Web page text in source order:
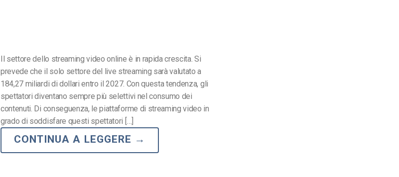
Il settore dello streaming video online è in rapida crescita. Si
prevede che il solo settore del live streaming sarà valutato a
184,27 miliardi di dollari entro il 2027. Con questa tendenza, gli
spettatori diventano sempre più selettivi nel consumo dei
contenuti. Di conseguenza, le piattaforme di streaming video in
grado di soddisfare questi spettatori […]
CONTINUA A LEGGERE →